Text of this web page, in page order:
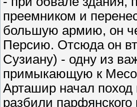
преемником и
большую армию, он
Персию. Отсюда он
Сузиану) - одну из
примыкающую к
Арташир начал
разбили